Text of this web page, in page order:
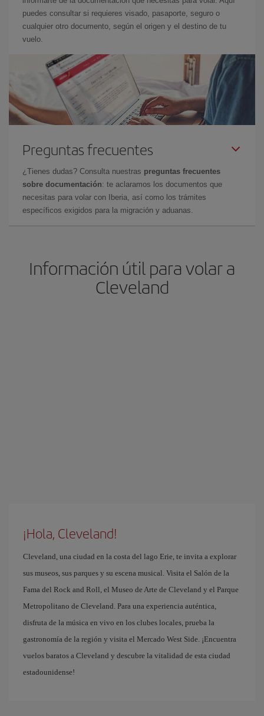
puedes consultar si requieres visado, pasaporte, seguro o
cualquier otro documento, según el origen y el destino de tu
vuelo.
Preguntas frecuentes
¿Tienes dudas? Consulta nuestras preguntas frecuentes
sobre documentación: te aclaramos los documentos que
necesitas para volar con Iberia, así como los trámites
específicos exigidos para la migración y aduanas.
Información útil para volar a
Cleveland
¡Hola, Cleveland!
Cleveland, una ciudad en la costa del lago Erie, te invita a explorar
sus museos, sus parques y su escena musical. Visita el Salón de la
Fama del Rock and Roll, el Museo de Arte de Cleveland y el Parque
Metropolitano de Cleveland. Para una experiencia auténtica,
disfruta de la música en vivo en los clubes locales, prueba la
gastronomía de la región y visita el Mercado West Side. ¡Encuentra
vuelos baratos a Cleveland y descubre la vitalidad de esta ciudad
estadounidense!